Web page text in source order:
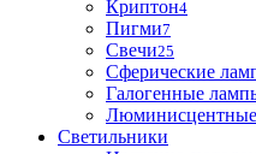
Криптон4
Пигми7
Свечи25
Сферические
Галогенные
Светильники